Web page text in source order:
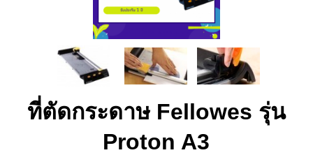
ที่ตัดกระดาษ Fellowes รุ่น
Proton A3